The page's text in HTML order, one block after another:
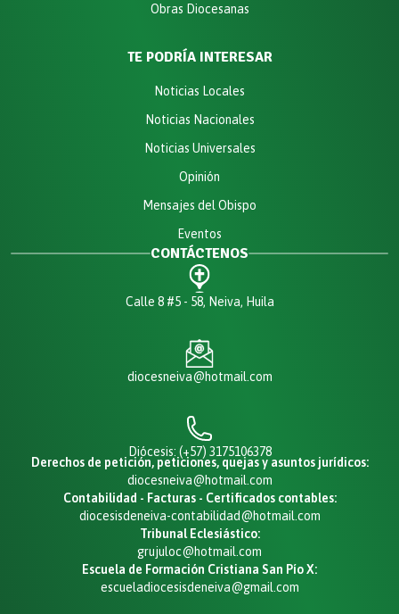
Obras Diocesanas
TE PODRÍA INTERESAR
Noticias Locales
Noticias Nacionales
Noticias Universales
Opinión
Mensajes del Obispo
Eventos
CONTÁCTENOS
Calle 8 #5 - 58, Neiva, Huila
diocesneiva@hotmail.com
Diócesis: (+57) 3175106378
Derechos de petición, peticiones, quejas y asuntos jurídicos:
diocesneiva@hotmail.com
Contabilidad - Facturas - Certificados contables:
diocesisdeneiva-contabilidad@hotmail.com
Tribunal Eclesiástico:
grujuloc@hotmail.com
Escuela de Formación Cristiana San Pío X:
escueladiocesisdeneiva@gmail.com